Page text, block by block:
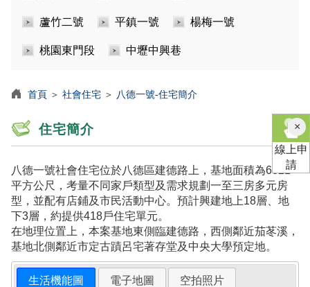
蘆竹二號 平鎮一號 楊梅一號
桃園東門段 中壢中興巷
首頁 ＞ 社會住宅 ＞ 八德一號-住宅簡介
住宅簡介
八德一號社會住宅位於八德區建德路上，基地面積為6821
平方公尺，考量不同家戶類型及需求規劃一至三房多元房
型，並配有店鋪及市民活動中心。預計興建地上18層、地
下3層，約提供418戶住宅單元。
在地理位置上，本案基地東側臨建德路，西側鄰近茄苳溪，
基地北側鄰近市定古蹟呂宅著存堂及中央大學預定地。
生活機能圖 電子地圖 空拍照片
×關
閉
線上申
請